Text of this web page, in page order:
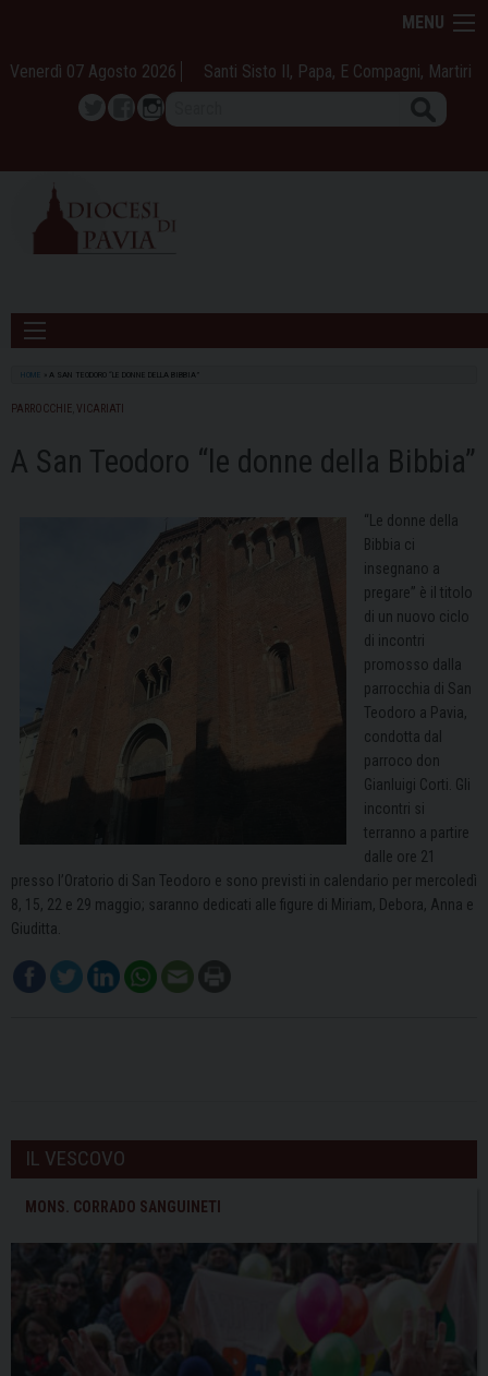
content
MENU
Venerdì 07 Agosto 2026 Santi Sisto II, Papa, E Compagni, Martiri
TwitterFacebook
Instagram
HOME A SAN TEODORO “LE DONNE DELLA BIBBIA”
PARROCCHIE VICARIATI
A San Teodoro “le donne della Bibbia”
“Le donne della
Bibbia ci
insegnano a
pregare” è il titolo
di un nuovo ciclo
di incontri
promosso dalla
parrocchia di San
Teodoro a Pavia,
condotta dal
parroco don
Gianluigi Corti. Gli
incontri si
terranno a partire
dalle ore 21
presso l’Oratorio di San Teodoro e sono previsti in calendario per mercoledì
8, 15, 22 e 29 maggio; saranno dedicati alle figure di Miriam, Debora, Anna e
Giuditta.
IL VESCOVO
MONS. CORRADO SANGUINETI